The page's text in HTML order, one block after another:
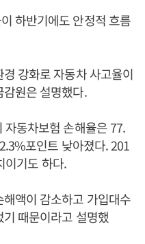
하반기에도 안정적 흐름
강화로 자동차 사고율이
원은 설명했다.
동차보험 손해율은 77.
포인트 낮아졌다. 201
이기도 하다.
액이 감소하고 가입대수
때문이라고 설명했